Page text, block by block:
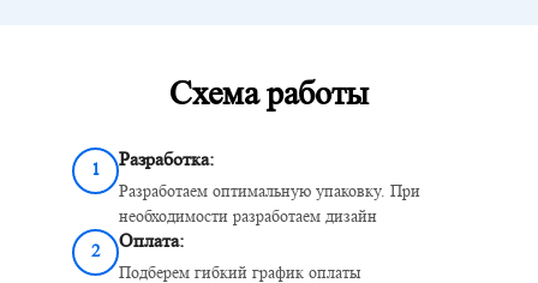
Схема работы
1 Разработка:
Разработаем оптимальную упаковку. При
необходимости разработаем дизайн
2 Оплата:
Подберем гибкий график оплаты